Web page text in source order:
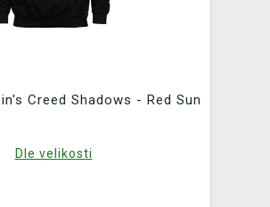
Creed Shadows - Red Sun
Dle velikosti